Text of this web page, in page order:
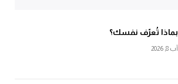
بماذا تُعرّف نفسك؟
آب 8, 2026